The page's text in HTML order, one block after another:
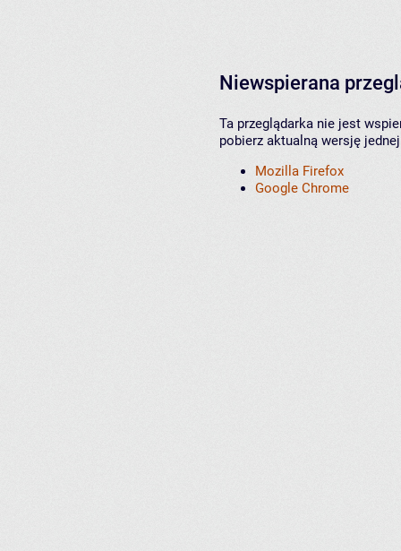
Niewspierana
Ta przeglądarka nie jest
pobierz aktualną wersję
Mozilla Firefox
Google Chrome